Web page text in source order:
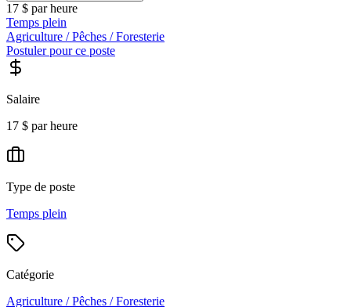
17 $ par heure
Temps plein
Agriculture / Pêches / Foresterie
Postuler pour ce poste
Salaire
17 $ par heure
Type de poste
Temps plein
Catégorie
Agriculture / Pêches / Foresterie